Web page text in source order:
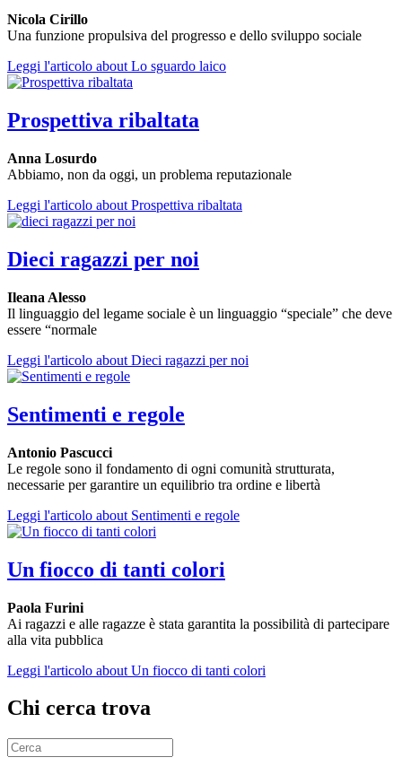
Nicola Cirillo
Una funzione propulsiva del progresso e dello sviluppo sociale
Leggi l'articolo about Lo sguardo laico
Prospettiva ribaltata
Anna Losurdo
Abbiamo, non da oggi, un problema reputazionale
Leggi l'articolo about Prospettiva ribaltata
Dieci ragazzi per noi
Ileana Alesso
Il linguaggio del legame sociale è un linguaggio “speciale” che deve
essere “normale
Leggi l'articolo about Dieci ragazzi per noi
Sentimenti e regole
Antonio Pascucci
Le regole sono il fondamento di ogni comunità strutturata,
necessarie per garantire un equilibrio tra ordine e libertà
Leggi l'articolo about Sentimenti e regole
Un fiocco di tanti colori
Paola Furini
Ai ragazzi e alle ragazze è stata garantita la possibilità di partecipare
alla vita pubblica
Leggi l'articolo about Un fiocco di tanti colori
Chi cerca trova